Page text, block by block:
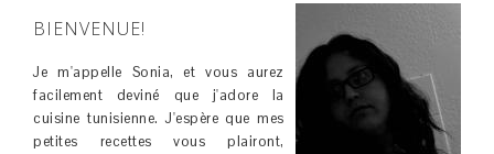
BIENVENUE!
Je m'appelle Sonia, et vous aurez
facilement deviné que j'adore la
cuisine tunisienne. J'espère que mes
petites recettes vous plairont,